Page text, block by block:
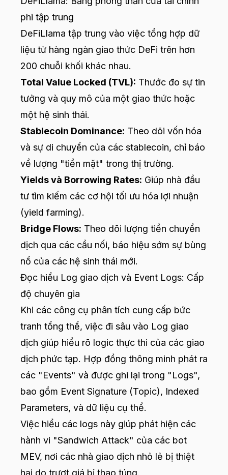
phi tập trung
DeFiLlama tập trung vào việc tổng hợp dữ
liệu từ hàng ngàn giao thức DeFi trên hơn
200 chuỗi khối khác nhau.
Total Value Locked (TVL): Thước đo sự tin
tưởng và quy mô của một giao thức hoặc
một hệ sinh thái.
Stablecoin Dominance: Theo dõi vốn hóa
và sự di chuyển của các stablecoin, chỉ báo
về lượng "tiền mặt" trong thị trường.
Yields và Borrowing Rates: Giúp nhà đầu
tư tìm kiếm các cơ hội tối ưu hóa lợi nhuận
(yield farming).
Bridge Flows: Theo dõi lượng tiền chuyển
dịch qua các cầu nối, báo hiệu sớm sự bùng
nổ của các hệ sinh thái mới.
Đọc hiểu Log giao dịch và Event Logs: Cấp
độ chuyên gia
Khi các công cụ phân tích cung cấp bức
tranh tổng thể, việc đi sâu vào Log giao
dịch giúp hiểu rõ logic thực thi của các giao
dịch phức tạp. Hợp đồng thông minh phát ra
các "Events" và được ghi lại trong "Logs",
bao gồm Event Signature (Topic), Indexed
Parameters, và dữ liệu cụ thể.
Việc hiểu các logs này giúp phát hiện các
hành vi "Sandwich Attack" của các bot
MEV, nơi các nhà giao dịch nhỏ lẻ bị thiệt
hại do trượt giá bị thao túng.